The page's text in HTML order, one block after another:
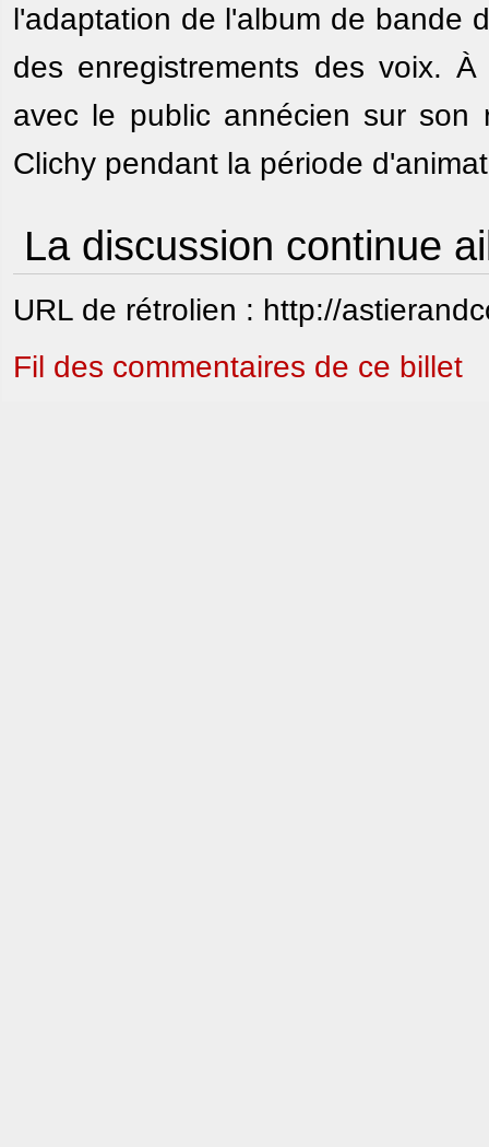
l'adaptation de l'album de bande
des enregistrements des voix.
avec le public annécien sur son
Clichy pendant la période
La discussion continue
URL de rétrolien : http://
Fil des commentaires de ce billet